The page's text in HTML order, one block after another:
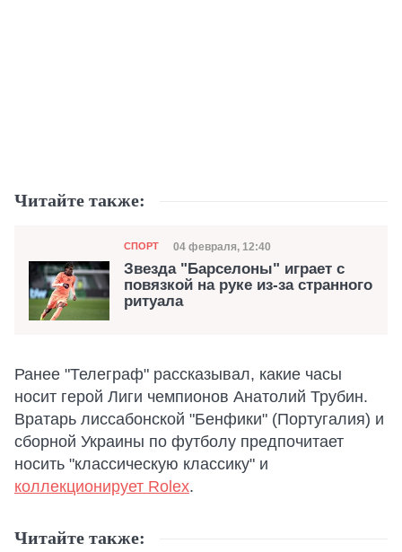
Читайте также:
Категория
СПОРТ Дата публикации
04 февраля, 12:40
Звезда "Барселоны" играет с
повязкой на руке из-за странного
ритуала
Ранее "Телеграф" рассказывал, какие часы
носит герой Лиги чемпионов Анатолий Трубин.
Вратарь лиссабонской "Бенфики" (Португалия) и
сборной Украины по футболу предпочитает
носить "классическую классику" и
коллекционирует Rolex.
Читайте также: